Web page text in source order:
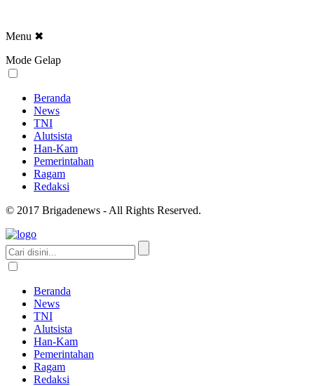
Menu ✖
Mode Gelap
Beranda
News
TNI
Alutsista
Han-Kam
Pemerintahan
Ragam
Redaksi
© 2017 Brigadenews - All Rights Reserved.
Beranda
News
TNI
Alutsista
Han-Kam
Pemerintahan
Ragam
Redaksi